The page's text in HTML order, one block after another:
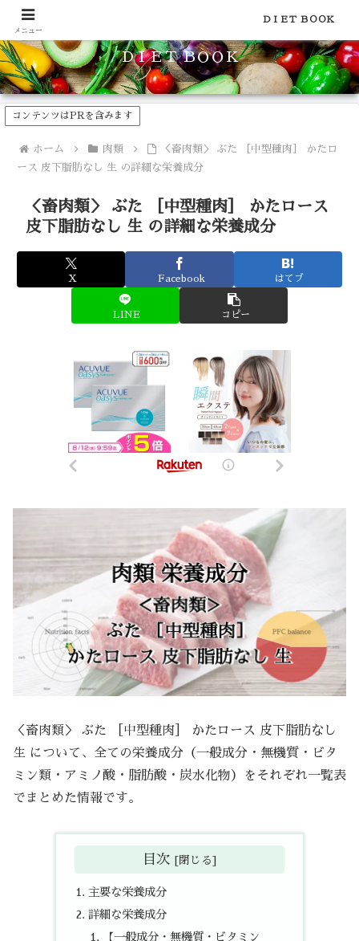
食品のカロリーや糖質などの栄養素がわかる！健康やダイエットに
ＤＩＥＴ ＢＯＯＫ
コンテンツはPRを含みます
ホーム 肉類
＜畜肉類＞ ぶた ［中型種肉］ かたロ
ース 皮下脂肪なし 生 の詳細な栄養成分
＜畜肉類＞ ぶた ［中型種肉］ かたロース
皮下脂肪なし 生 の詳細な栄養成分
X Facebook はてブ
LINE コピー
＜畜肉類＞ ぶた ［中型種肉］ かたロース 皮下脂肪なし
生 について、全ての栄養成分（一般成分・無機質・ビタ
ミン類・アミノ酸・脂肪酸・炭水化物）をそれぞれ一覧表
でまとめた情報です。
目次
主要な栄養成分
詳細な栄養成分
【一般成分・無機質・ビタミン
メニュー
ＤＩＥＴ ＢＯＯＫ